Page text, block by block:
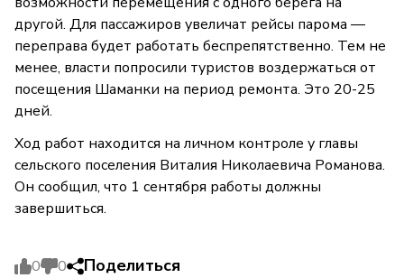
другой. Для пассажиров увеличат рейсы парома —
переправа будет работать беспрепятственно. Тем не
менее, власти попросили туристов воздержаться от
посещения Шаманки на период ремонта. Это 20-25
дней.
Ход работ находится на личном контроле у главы
сельского поселения Виталия Николаевича Романова.
Он сообщил, что 1 сентября работы должны
завершиться.
0 0 Поделиться